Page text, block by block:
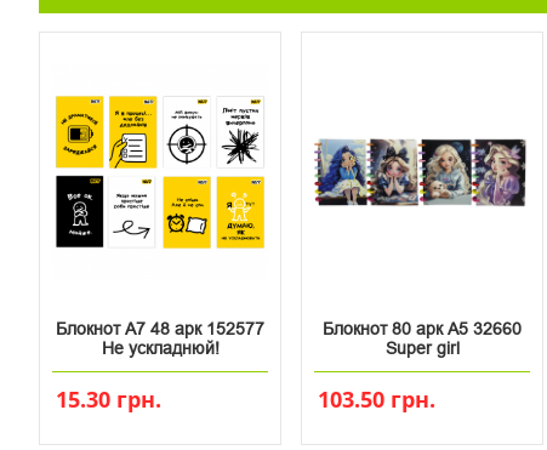
Блокнот А7 48 арк 152577
Не ускладнюй!
15.30 грн.
Блокнот 80 арк А5 32660
Super girl
103.50 грн.